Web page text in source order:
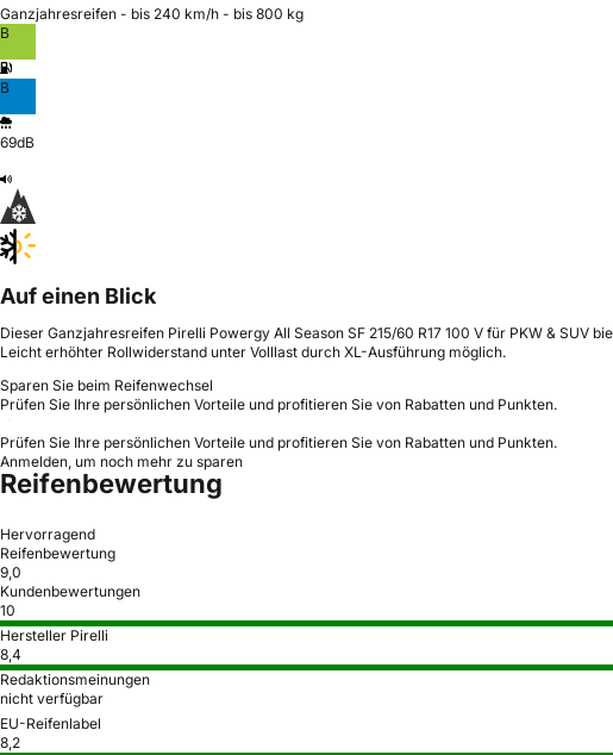
Ganzjahresreifen - bis 240 km/h - bis 800 kg
B
B
69dB
Auf einen Blick
Dieser Ganzjahresreifen Pirelli Powergy All Season SF 215/60 R17 100 V für PKW &
Leicht erhöhter Rollwiderstand unter Volllast durch XL-Ausführung möglich.
Sparen Sie beim Reifenwechsel
Prüfen Sie Ihre persönlichen Vorteile und profitieren Sie von Rabatten und Punkten.
Prüfen Sie Ihre persönlichen Vorteile und profitieren Sie von Rabatten und Punkten.
Anmelden, um noch mehr zu sparen
Reifenbewertung
Hervorragend
Reifenbewertung
9,0
Kundenbewertungen
10
Hersteller Pirelli
8,4
Redaktionsmeinungen
nicht verfügbar
EU-Reifenlabel
8,2